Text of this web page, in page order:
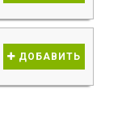
ДОБАВИТЬ